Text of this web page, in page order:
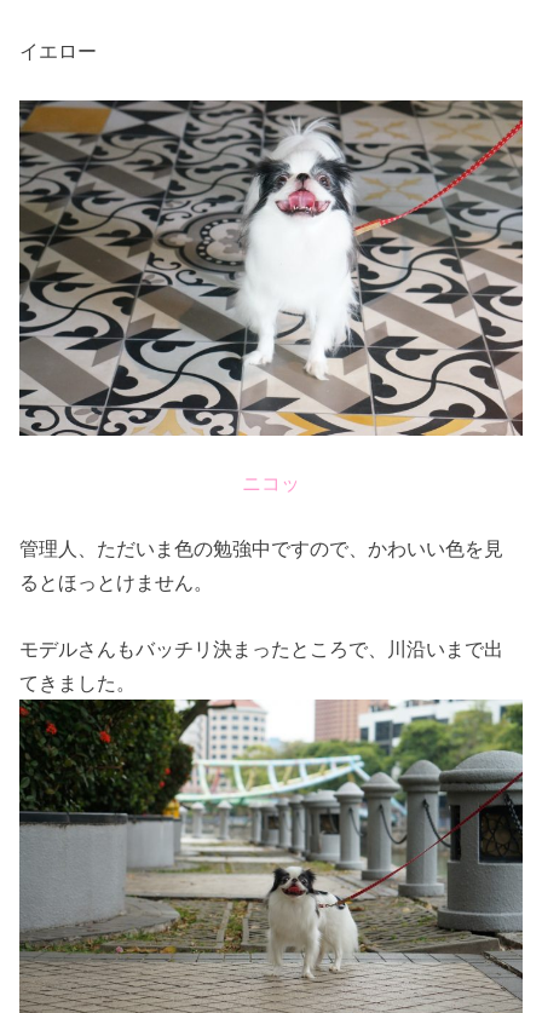
イエロー
ニコッ
管理人、ただいま色の勉強中ですので、かわいい色を見
るとほっとけません。
モデルさんもバッチリ決まったところで、川沿いまで出
てきました。